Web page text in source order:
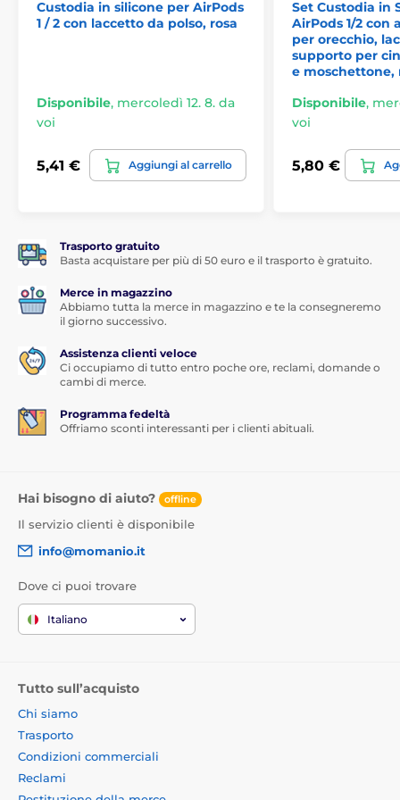
wireless
La custodia AirPods ha un pratico ritaglio per il
connettore Lightning che consente un facile accesso
Non preoccuparti - non devi rimuovere la cover per
collegarti al caricatore senza cavi.
Custodia in silicone per AirPods
1 / 2 con laccetto da polso, rosa
Disponibile, mercoledì 12. 8. da
voi
5,41 € Aggiungi al carrello
Set Custodia in
AirPods 1/2 con
per orecchio,
supporto per
e moschettone,
Disponibile,
voi
5,80 €
Trasporto gratuito
Basta acquistare per più di 50 euro e il trasporto è gratuito.
Merce in magazzino
Abbiamo tutta la merce in magazzino e te la consegneremo
il giorno successivo.
Assistenza clienti veloce
Ci occupiamo di tutto entro poche ore, reclami, domande o
cambi di merce.
Programma fedeltà
Offriamo sconti interessanti per i clienti abituali.
Hai bisogno di aiuto? offline
Il servizio clienti è disponibile
info@momanio.it
Dove ci puoi trovare
Italiano
Tutto sull’acquisto
Chi siamo
Trasporto
Condizioni commerciali
Reclami